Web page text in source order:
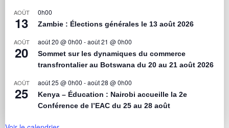
AOÛT
13
0h00
Zambie : Élections générales le 13 août 2026
AOÛT
20
août 20 @ 0h00 -août 21 @ 0h00
Sommet sur les dynamiques du commerce
transfrontalier au Botswana du 20 au 21 août 2026
AOÛT
25
août 25 @ 0h00 -août 28 @ 0h00
Kenya – Éducation : Nairobi accueille la 2e
Conférence de l’EAC du 25 au 28 août